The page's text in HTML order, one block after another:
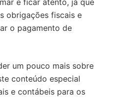
e ficar atento, já que
obrigações fiscais e
o pagamento de
um pouco mais sobre
conteúdo especial
e contábeis para os